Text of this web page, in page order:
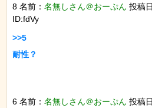
8 名前： 名無しさん＠おーぷん 投稿
ID:fdVy
>>5
耐性？
6 名前： 名無しさん＠おーぷん 投稿